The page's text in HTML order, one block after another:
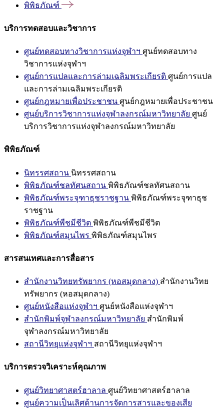
พิพิธภัณฑ์
บริการทดสอบและวิชาการ
ศูนย์ทดสอบทางวิชาการแห่งจุฬาฯ ศูนย์ทดสอบทาง
วิชาการแห่งจุฬาฯ
ศูนย์การแปลและการล่ามเฉลิมพระเกียรติ ศูนย์การแปล
และการล่ามเฉลิมพระเกียรติ
ศูนย์กฎหมายเพื่อประชาชน ศูนย์กฎหมายเพื่อประชาชน
ศูนย์บริการวิชาการแห่งจุฬาลงกรณ์มหาวิทยาลัย ศูนย์
บริการวิชาการแห่งจุฬาลงกรณ์มหาวิทยาลัย
พิพิธภัณฑ์
นิทรรศสถาน นิทรรศสถาน
พิพิธภัณฑ์ชลทัศนสถาน พิพิธภัณฑ์ชลทัศนสถาน
พิพิธภัณฑ์พระจุฑาธุชราชฐาน พิพิธภัณฑ์พระจุฑาธุช
ราชฐาน
พิพิธภัณฑ์พืชมีชีวิต พิพิธภัณฑ์พืชมีชีวิต
พิพิธภัณฑ์สมุนไพร พิพิธภัณฑ์สมุนไพร
สารสนเทศและการสื่อสาร
สำนักงานวิทยทรัพยากร (หอสมุดกลาง) สำนักงานวิทย
ทรัพยากร (หอสมุดกลาง)
ศูนย์หนังสือแห่งจุฬาฯ ศูนย์หนังสือแห่งจุฬาฯ
สำนักพิมพ์จุฬาลงกรณ์มหาวิทยาลัย สำนักพิมพ์
จุฬาลงกรณ์มหาวิทยาลัย
สถานีวิทยุแห่งจุฬาฯ สถานีวิทยุแห่งจุฬาฯ
บริการตรวจวิเคราะห์คุณภาพ
ศูนย์วิทยาศาสตร์ฮาลาล ศูนย์วิทยาศาสตร์ฮาลาล
ศูนย์ความเป็นเลิศด้านการจัดการสารและของเสีย